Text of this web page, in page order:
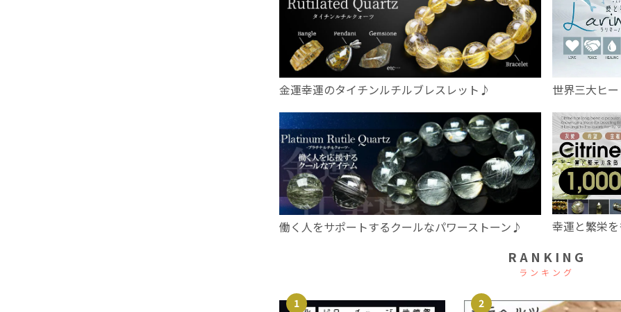
金運幸運のタイチンルチルブレスレット♪ 世界三大ヒ
働く人をサポートするクールなパワーストーン♪ 幸運と繁栄
RANKING
ランキング
1 2